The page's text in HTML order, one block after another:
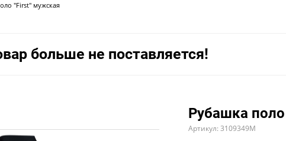
"First" мужская
больше не поставляется!
Рубашка
Артикул: 3109349M